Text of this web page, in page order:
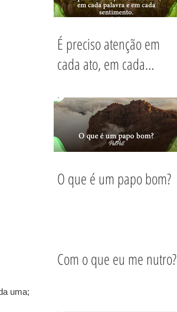
uma;
É preciso atenção em
cada ato, em cada
sentimento.
O que é um papo bom?
Com o que eu me nutro?